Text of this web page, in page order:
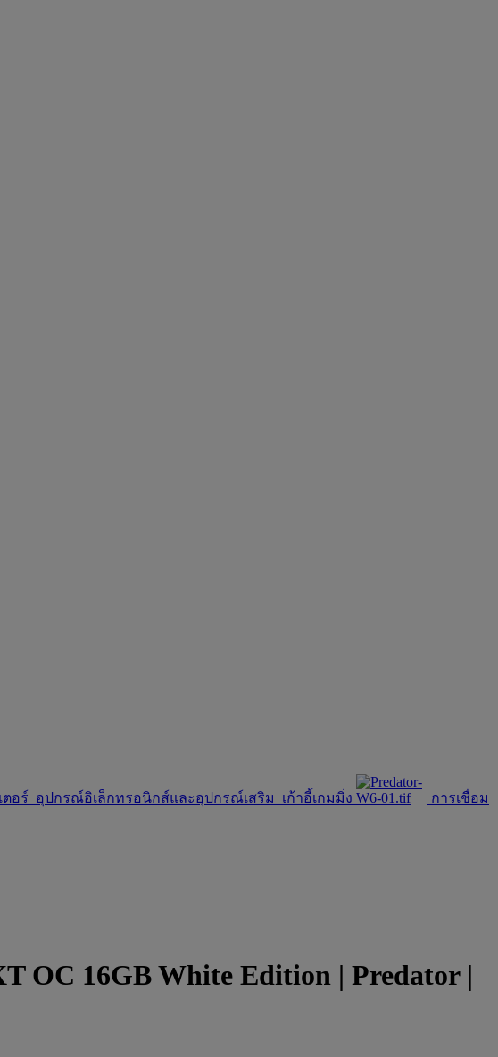
ตอร์ อุปกรณ์อิเล็กทรอนิกส์และอุปกรณ์เสริม เก้าอี้เกมมิ่ง การเชื่อม
OC 16GB White Edition | Predator |